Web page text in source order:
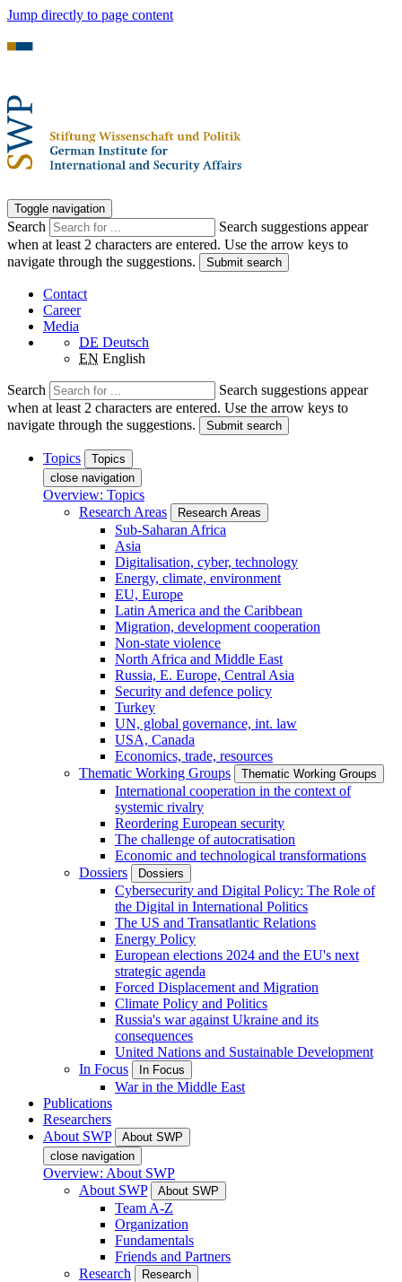
Jump directly to page content
Toggle navigation
Search
Search suggestions appear
when at least 2 characters are entered. Use the arrow keys to
navigate through the suggestions.
Submit search
Contact
Career
Media
DE Deutsch
EN English
Search
Search suggestions appear
when at least 2 characters are entered. Use the arrow keys to
navigate through the suggestions.
Submit search
Topics
Topics
close navigation
Overview: Topics
Research Areas
Research Areas
Sub-Saharan Africa
Asia
Digitalisation, cyber, technology
Energy, climate, environment
EU, Europe
Latin America and the Caribbean
Migration, development cooperation
Non-state violence
North Africa and Middle East
Russia, E. Europe, Central Asia
Security and defence policy
Turkey
UN, global governance, int. law
USA, Canada
Economics, trade, resources
Thematic Working Groups
Thematic Working Groups
International cooperation in the context of
systemic rivalry
Reordering European security
The challenge of autocratisation
Economic and technological transformations
Dossiers
Dossiers
Cybersecurity and Digital Policy: The Role of
the Digital in International Politics
The US and Transatlantic Relations
Energy Policy
European elections 2024 and the EU's next
strategic agenda
Forced Displacement and Migration
Climate Policy and Politics
Russia's war against Ukraine and its
consequences
United Nations and Sustainable Development
In Focus
In Focus
War in the Middle East
Publications
Researchers
About SWP
About SWP
close navigation
Overview: About SWP
About SWP
About SWP
Team A-Z
Organization
Fundamentals
Friends and Partners
Research
Research